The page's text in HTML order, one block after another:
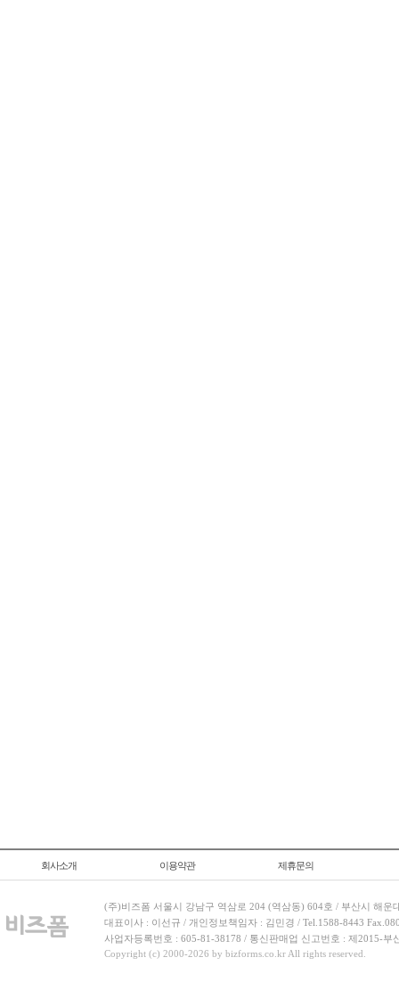
회사소개 이용약관 제휴문의
(주)비즈폼 서울시 강남구 역삼로 204 (역삼동) 604호 / 부산시 해운
대표이사 : 이선규 / 개인정보책임자 : 김민경 / Tel.1588-8443
사업자등록번호 : 605-81-38178 / 통신판매업 신고번호 : 제2015-부
Copyright (c) 2000-2026 by bizforms.co.kr All rights reserved.